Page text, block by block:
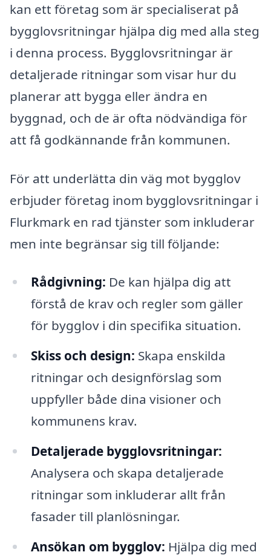
kan ett företag som är specialiserat på
bygglovsritningar hjälpa dig med alla steg
i denna process. Bygglovsritningar är
detaljerade ritningar som visar hur du
planerar att bygga eller ändra en
byggnad, och de är ofta nödvändiga för
att få godkännande från kommunen.
För att underlätta din väg mot bygglov
erbjuder företag inom bygglovsritningar i
Flurkmark en rad tjänster som inkluderar
men inte begränsar sig till följande:
Rådgivning: De kan hjälpa dig att
förstå de krav och regler som gäller
för bygglov i din specifika situation.
Skiss och design: Skapa enskilda
ritningar och designförslag som
uppfyller både dina visioner och
kommunens krav.
Detaljerade bygglovsritningar:
Analysera och skapa detaljerade
ritningar som inkluderar allt från
fasader till planlösningar.
Ansökan om bygglov: Hjälpa dig med